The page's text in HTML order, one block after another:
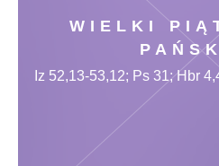
WIELKI
Iz 52,13-53,12; Ps 31; Hbr